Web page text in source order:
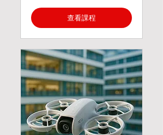
查看課程